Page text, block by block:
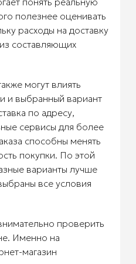
полезнее оценивать
расходы на доставку
составляющих
могут влиять
и выбранный вариант
по адресу,
сервисы для более
способны менять
покупки. По этой
варианты лучше
все условия
проверить
Именно на
магазин